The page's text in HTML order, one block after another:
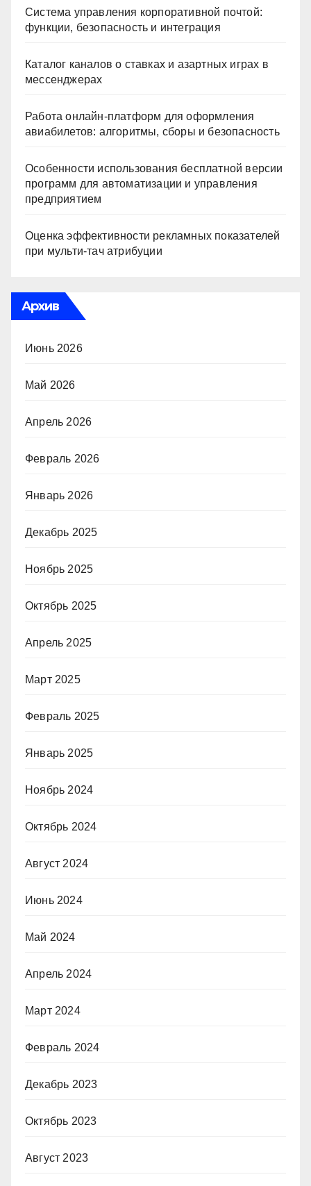
Система управления корпоративной почтой:
функции, безопасность и интеграция
Каталог каналов о ставках и азартных играх в
мессенджерах
Работа онлайн‑платформ для оформления
авиабилетов: алгоритмы, сборы и безопасность
Особенности использования бесплатной версии
программ для автоматизации и управления
предприятием
Оценка эффективности рекламных показателей
при мульти-тач атрибуции
Архив
Июнь 2026
Май 2026
Апрель 2026
Февраль 2026
Январь 2026
Декабрь 2025
Ноябрь 2025
Октябрь 2025
Апрель 2025
Март 2025
Февраль 2025
Январь 2025
Ноябрь 2024
Октябрь 2024
Август 2024
Июнь 2024
Май 2024
Апрель 2024
Март 2024
Февраль 2024
Декабрь 2023
Октябрь 2023
Август 2023